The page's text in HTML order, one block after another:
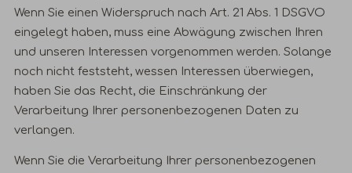
Wenn Sie einen Widerspruch nach Art. 21 Abs. 1 DSGVO
eingelegt haben, muss eine Abwägung zwischen Ihren
und unseren Interessen vorgenommen werden. Solange
noch nicht feststeht, wessen Interessen überwiegen,
haben Sie das Recht, die Einschränkung der
Verarbeitung Ihrer personenbezogenen Daten zu
verlangen.
Wenn Sie die Verarbeitung Ihrer personenbezogenen